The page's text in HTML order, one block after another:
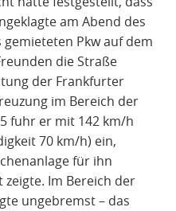
am Abend des
gemieteten Pkw auf dem
die Straße
der Frankfurter
im Bereich der
fuhr er mit 142 km/h
70 km/h) ein,
für ihn
zeigte. Im Bereich der
ungebremst – das